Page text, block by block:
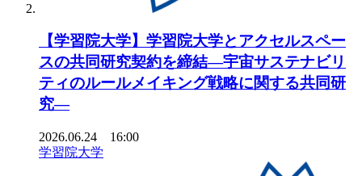
【学習院大学】学習院大学とアクセルスペー
スの共同研究契約を締結―宇宙サステナビリ
ティのルールメイキング戦略に関する共同研
究―
2026.06.24 16:00
学習院大学